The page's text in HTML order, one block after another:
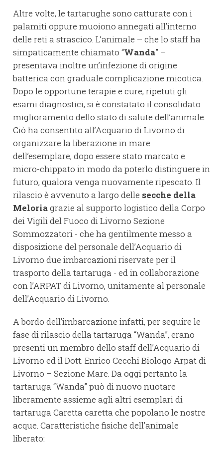
Altre volte, le tartarughe sono catturate con i
palamiti oppure muoiono annegati all’interno
delle reti a strascico. L’animale – che lo staff ha
simpaticamente chiamato “Wanda” –
presentava inoltre un’infezione di origine
batterica con graduale complicazione micotica.
Dopo le opportune terapie e cure, ripetuti gli
esami diagnostici, si è constatato il consolidato
miglioramento dello stato di salute dell’animale.
Ciò ha consentito all’Acquario di Livorno di
organizzare la liberazione in mare
dell’esemplare, dopo essere stato marcato e
micro-chippato in modo da poterlo distinguere in
futuro, qualora venga nuovamente ripescato. Il
rilascio è avvenuto a largo delle secche della
Meloriagrazie al supporto logistico della Corpo
dei Vigili del Fuoco di Livorno Sezione
Sommozzatori - che ha gentilmente messo a
disposizione del personale dell’Acquario di
Livorno due imbarcazioni riservate per il
trasporto della tartaruga - ed in collaborazione
con l’ARPAT di Livorno, unitamente al personale
dell’Acquario di Livorno.
A bordo dell’imbarcazione infatti, per seguire le
fase di rilascio della tartaruga “Wanda”, erano
presenti un membro dello staff dell’Acquario di
Livorno ed il Dott. Enrico Cecchi Biologo Arpat di
Livorno – Sezione Mare. Da oggi pertanto la
tartaruga “Wanda” può di nuovo nuotare
liberamente assieme agli altri esemplari di
tartaruga Caretta caretta che popolano le nostre
acque. Caratteristiche fisiche dell’animale
liberato: